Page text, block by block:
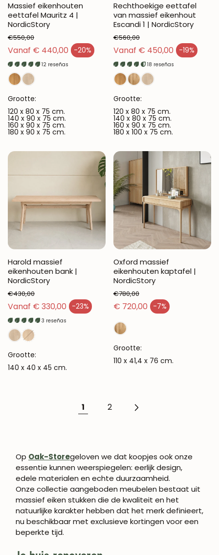
Massief eikenhouten
eettafel Mauritz 4 |
NordicStory
Vanaf € 440,00 -20%
Verkoopprijs
Normale prijs
€550,00
12 reseñas
Grootte:
120 x 80 x 75 cm.
140 x 90 x 75 cm.
160 x 90 x 75 cm.
180 x 90 x 75 cm.
Rechthoekige eettafel
van massief eikenhout
Escandi 1 | NordicStory
Vanaf € 450,00 -19%
Verkoopprijs
Normale prijs
€560,00
18 reseñas
Grootte:
120 x 80 x 75 cm.
140 x 80 x 75 cm.
160 x 90 x 75 cm.
180 x 100 x 75 cm.
Harold massief
eikenhouten bank |
NordicStory
Vanaf € 330,00 -23%
Verkoopprijs
Normale prijs
€430,00
3 reseñas
Grootte:
140 x 40 x 45 cm.
Oxford massief
eikenhouten kaptafel |
NordicStory
€ 720,00 -7%
Verkoopprijs
Normale prijs
€780,00
Grootte:
110 x 41,4 x 76 cm.
1 2
Op Oak-Storegeloven we dat koopjes ook onze
essentie kunnen weerspiegelen: eerlijk design,
edele materialen en echte duurzaamheid.
Onze collectie aangeboden meubelen bestaat uit
massief eiken stukken die de kwaliteit en het
natuurlijke karakter hebben dat het merk definieert,
nu beschikbaar met exclusieve kortingen voor een
beperkte tijd.